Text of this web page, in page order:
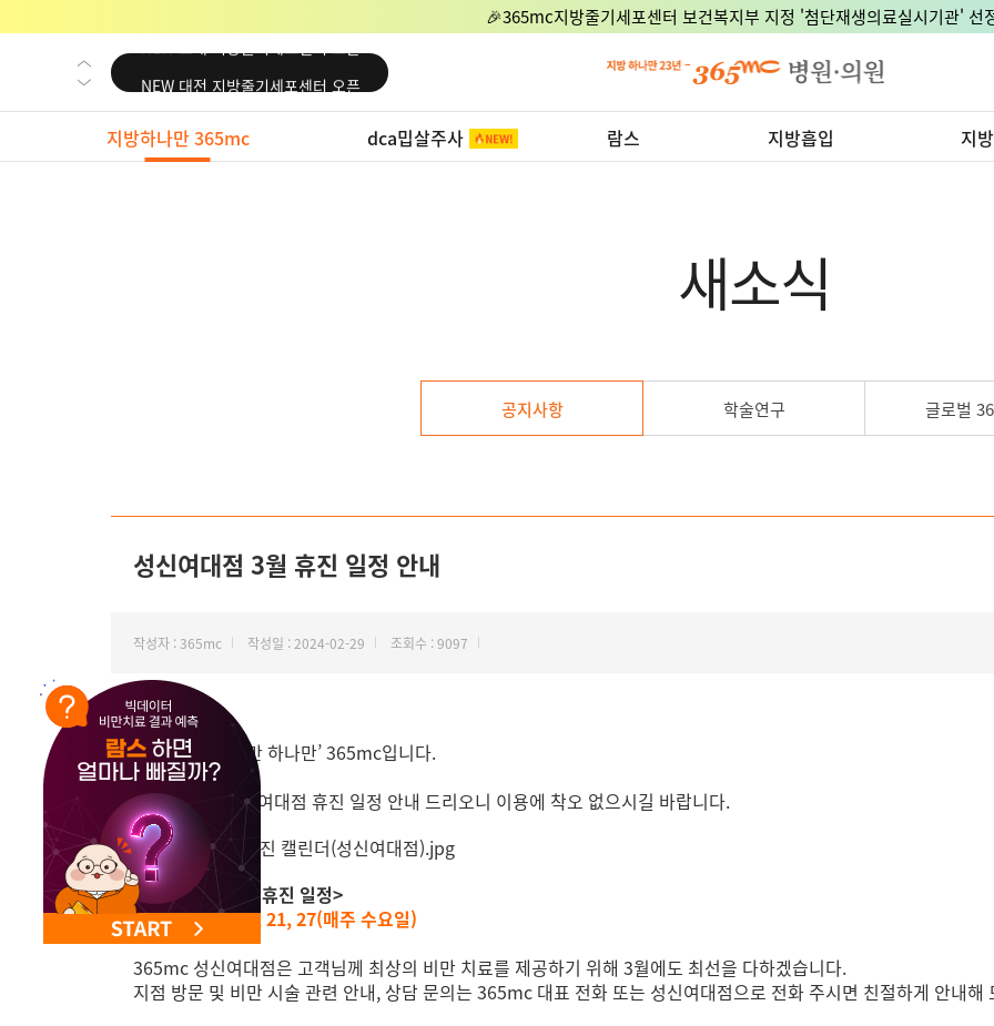
🎉365mc지방줄기세포센터 보건복지부 지정 '첨단재생의료실시기관' 선
NEW 교대 지방줄기세포센터 오픈
NEW 노원 지방줄기세포센터 오픈
NEW 미국 LA점 오픈
지방하나만 365mc dca밉살주사 람스 지방흡입 지
새소식
공지사항 학술연구 글로벌
성신여대점 3월 휴진 일정 안내
작성자 : 365mc 작성일 : 2024-02-29 조회수 : 9097
안녕하세요, ‘비만 하나만’ 365mc입니다.
3월 365mc 성신여대점 휴진 일정 안내 드리오니 이용에 착오 없으시길 바랍니다.
<성신여대점 3월 휴진 일정>
1(삼일절), 6, 13, 21, 27(매주 수요일)
365mc 성신여대점은 고객님께 최상의 비만 치료를 제공하기 위해 3월에도 최선을 다하겠습니다.
지점 방문 및 비만 시술 관련 안내, 상담 문의는 365mc 대표 전화 또는 성신여대점으로 전화 주시면 친절하게 안내해